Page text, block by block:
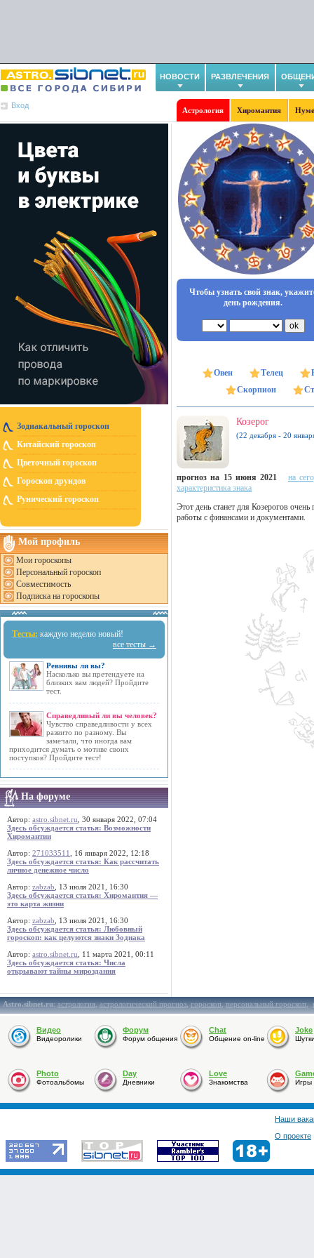
НОВОСТИ РАЗВЛЕЧЕНИЯ
Вход
Астрология Хиромантия
Зодиакальный гороскоп
Китайский гороскоп
Цветочный гороскоп
Гороскоп друидов
Рунический гороскоп
Мой профиль
Мои гороскопы
Персональный гороскоп
Совместимость
Подписка на гороскопы
Тесты: каждую неделю новый!
все тесты →
Ревнивы ли вы?
Насколько вы претендуете на
близких вам людей? Пройдите
тест.
Справедливый ли вы человек?
Чувство справедливости у всех
развито по разному. Вы
замечали, что иногда вам
приходится думать о мотиве своих
поступков? Пройдите тест!
На форуме
Автор: astro.sibnet.ru , 30 января 2022, 07:04
Здесь обсуждается статья: Возможности
Хиромантии
Автор: 271033511
, 16 января 2022, 12:18
Здесь обсуждается статья: Как рассчитать
личное денежное число
Автор: zabzab , 13 июля 2021, 16:30
Здесь обсуждается статья: Хиромантия —
это карта жизни
Автор: zabzab , 13 июля 2021, 16:30
Здесь обсуждается статья: Любовный
гороскоп: как целуются знаки Зодиака
Автор: astro.sibnet.ru , 11 марта 2021, 00:11
Здесь обсуждается статья: Числа
открывают тайны мироздания
Чтобы узнать свой знак,
день рождения.
Овен Телец
Скорпион
Козерог
(22 декабря - 20
прогноз на 15 июня 2021
на
характеристика знака
Этот день станет для Козерогов
работы с финансами и документами.
Astro.sibnet.ru:астрология,астрологический прогноз,гороскоп,персональный гороскоп,
Видео
Видеоролики
Форум
Форум общения
Chat
Общение on-line
Joke
Photo
Фотоальбомы
Day
Дневники
Love
Знакомства Игры
Наши
О проекте